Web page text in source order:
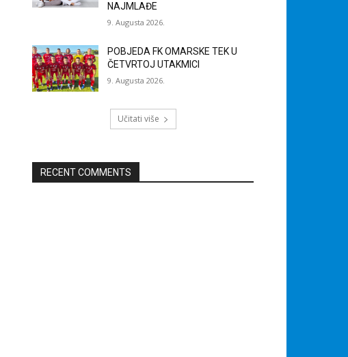
NAJMLAĐE
9. Augusta 2026.
POBJEDA FK OMARSKE TEK U
ČETVRTOJ UTAKMICI
9. Augusta 2026.
Učitati više
RECENT COMMENTS